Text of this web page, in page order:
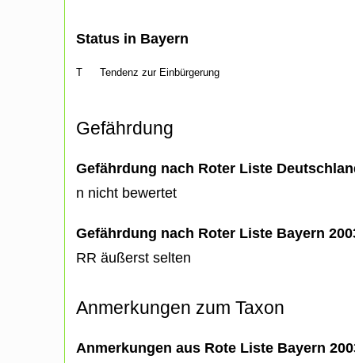
Status in Bayern
T Tendenz zur Einbürgerung
Gefährdung
Gefährdung nach Roter Liste
n nicht bewertet
Gefährdung nach Roter Liste Bayern
RR äußerst selten
Anmerkungen zum Taxon
Anmerkungen aus Rote Liste Bayern